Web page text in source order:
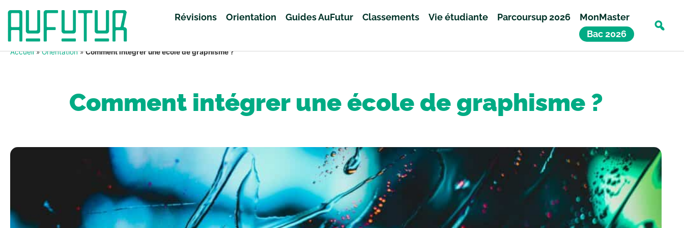
Révisions Orientation Guides AuFutur Classements Vie étudiante Parcoursup 2026
MonMaster
Bac 2026
Accueil»Orientation»Comment intégrer une école de graphisme ?
Comment intégrer une école de graphisme ?